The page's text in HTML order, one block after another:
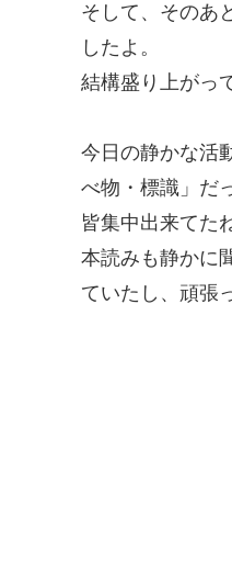
そして、そのあ
したよ。
結構盛り上がっ
今日の静かな活
べ物・標識」だ
皆集中出来てた
本読みも静かに
ていたし、頑張